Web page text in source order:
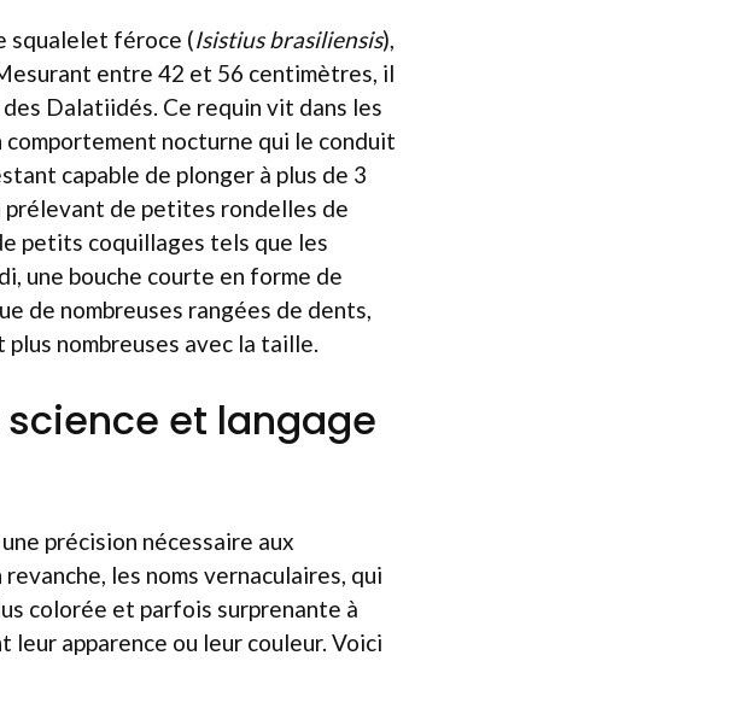
squalelet féroce (Isistius brasiliensis),
Mesurant entre 42 et 56 centimètres, il
Dalatiidés. Ce requin vit dans les
comportement nocturne qui le conduit
capable de plonger à plus de 3
prélevant de petites rondelles de
petits coquillages tels que les
une bouche courte en forme de
de nombreuses rangées de dents,
nombreuses avec la taille.
et langage
précision nécessaire aux
les noms vernaculaires, qui
colorée et parfois surprenante à
apparence ou leur couleur. Voici